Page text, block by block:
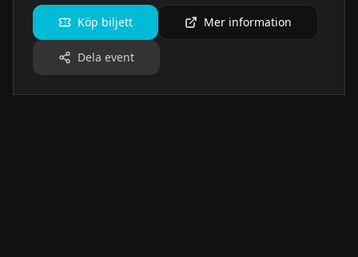
Köp biljett Mer information
Dela event